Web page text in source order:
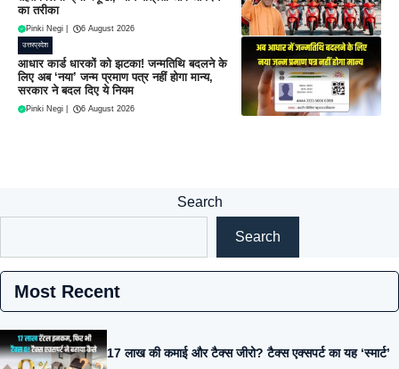
का तरीका
Pinki Negi 6 August 2026
उत्तरप्रदेश
आधार कार्ड धारकों को झटका! जन्मतिथि बदलने के
लिए अब ‘नया’ जन्म प्रमाण पत्र नहीं होगा मान्य,
सरकार ने बदल दिए ये नियम
Pinki Negi 6 August 2026
Search
Search
Most Recent
17 लाख की कमाई और टैक्स जीरो? टैक्स एक्सपर्ट का यह ‘स्मार्ट’